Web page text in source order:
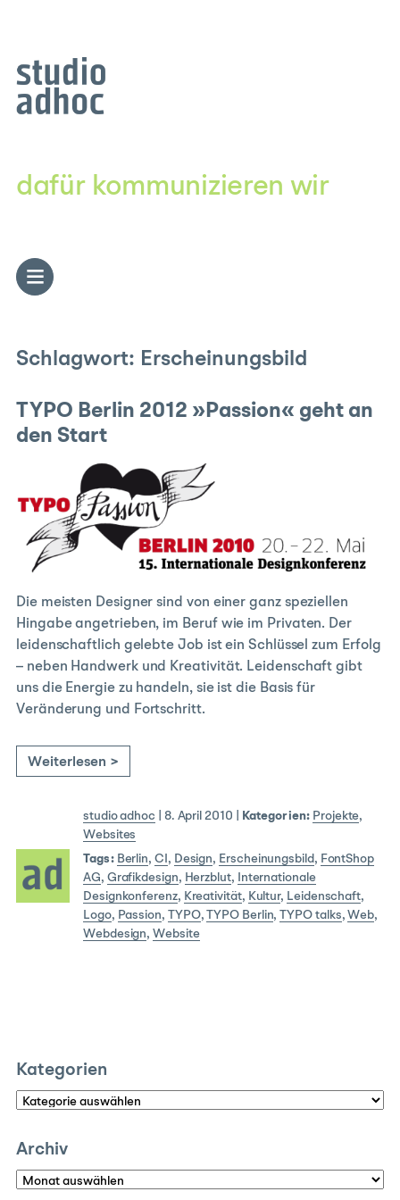
dafür kommunizieren wir
Schlagwort: Erscheinungsbild
TYPO Berlin 2012 »Passion« geht an
den Start
Die meisten Designer sind von einer ganz speziellen
Hingabe angetrieben, im Beruf wie im Privaten. Der
leidenschaftlich gelebte Job ist ein Schlüssel zum Erfolg
– neben Handwerk und Kreativität. Leidenschaft gibt
uns die Energie zu handeln, sie ist die Basis für
Veränderung und Fortschritt.
Weiterlesen >
studio adhoc 8. April 2010 Kategorien: Projekte,
Websites
Tags: Berlin, CI , Design, Erscheinungsbild , FontShop
AG, Grafikdesign, Herzblut,
Internationale
Designkonferenz, Kreativität, Kultur, Leidenschaft,
Logo, Passion, TYPO,TYPO Berlin,TYPO talks,Web,
Webdesign,Website
Kategorien
Kategorien
Archiv
Archiv